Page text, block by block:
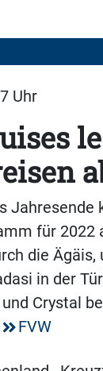
Uhr
für
die
in der
Crystal
FVW